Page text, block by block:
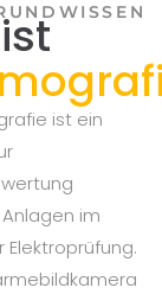
ist ein
im
Elektroprüfung.